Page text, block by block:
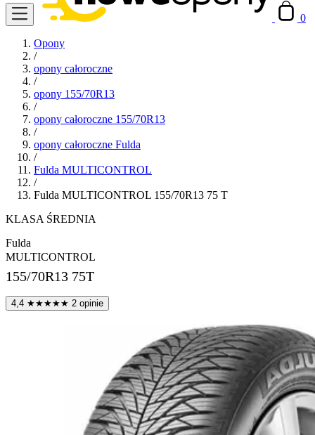
0
Opony
/
opony całoroczne
/
opony 155/70R13
/
opony całoroczne 155/70R13
/
opony całoroczne Fulda
/
Fulda MULTICONTROL
/
Fulda MULTICONTROL 155/70R13 75 T
KLASA ŚREDNIA
Fulda
MULTICONTROL
155/70R13 75T
4,4 ★★★★★ 2 opinie